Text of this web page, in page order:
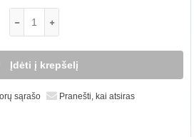
Įdėti į krepšelį
sąrašo Pranešti, kai atsiras